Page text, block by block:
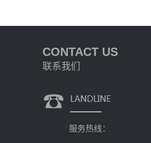
CONTACT US
联系我们
服务热线：